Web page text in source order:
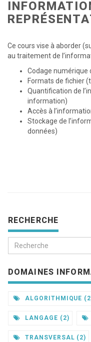
Ce cours vise à aborder
au traitement de
Codage numérique
Formats de fichier
Quantification de
information)
Accès à
Stockage de
données)
RECHERCHE
DOMAINES
ALGORITHMIQUE
LANGAGE (2)
TRANSVERSAL (2)